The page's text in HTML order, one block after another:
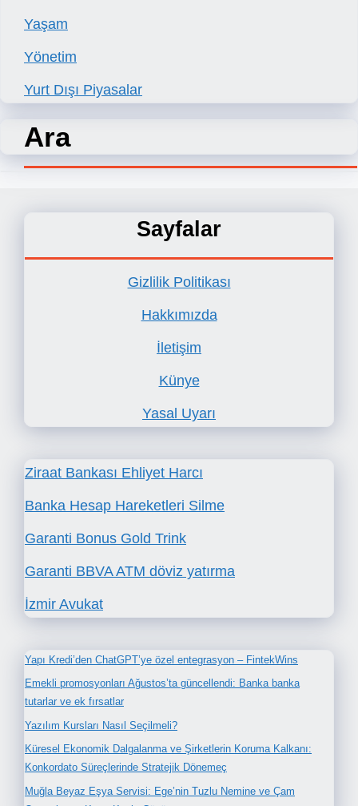
Yaşam
Yönetim
Yurt Dışı Piyasalar
Ara
Sayfalar
Gizlilik Politikası
Hakkımızda
İletişim
Künye
Yasal Uyarı
Ziraat Bankası Ehliyet Harcı
Banka Hesap Hareketleri Silme
Garanti Bonus Gold Trink
Garanti BBVA ATM döviz yatırma
İzmir Avukat
Yapı Kredi’den ChatGPT’ye özel entegrasyon – FintekWins
Emekli promosyonları Ağustos’ta güncellendi: Banka banka
tutarlar ve ek fırsatlar
Yazılım Kursları Nasıl Seçilmeli?
Küresel Ekonomik Dalgalanma ve Şirketlerin Koruma Kalkanı:
Konkordato Süreçlerinde Stratejik Dönemeç
Muğla Beyaz Eşya Servisi: Ege’nin Tuzlu Nemine ve Çam